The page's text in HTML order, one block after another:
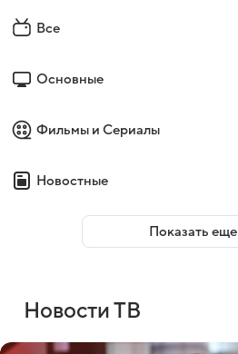
Все
Основные
Фильмы и Сериалы
Новостные
Показать еще
Новости ТВ